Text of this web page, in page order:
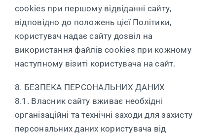
cookies при першому відвіданні сайту,
відповідно до положень цієї Політики,
користувач надає сайту дозвіл на
використання файлів cookies при кожному
наступному візиті користувача на сайт.
8. БЕЗПЕКА ПЕРСОНАЛЬНИХ ДАНИХ
8.1. Власник сайту вживає необхідні
організаційні та технічні заходи для захисту
персональних даних користувача від